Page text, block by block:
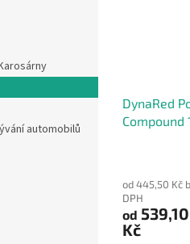
automobilů
DynaRed
Compound
od 445,50 Kč
DPH
od 539,10
Kč